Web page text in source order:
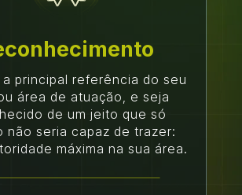
principal referência do seu
área de atuação, e seja
de um jeito que só
não seria capaz de trazer: